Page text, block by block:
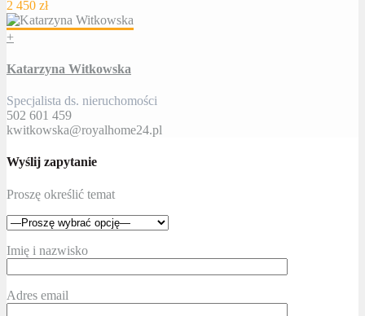
2 450 zł
+
Katarzyna Witkowska
Specjalista ds. nieruchomości
502 601 459
kwitkowska@royalhome24.pl
Wyślij zapytanie
Proszę określić temat
Imię i nazwisko
Adres email